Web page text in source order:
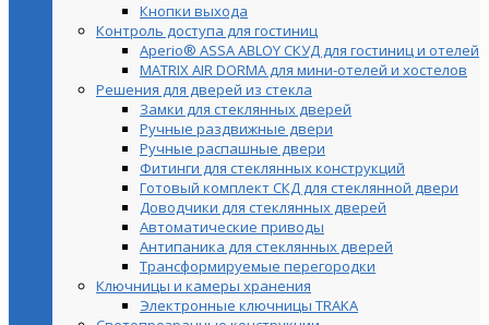
Кнопки выхода
Контроль доступа для гостиниц
Aperio® ASSA ABLOY СКУД для гостиниц и отелей
MATRIX AIR DORMA для мини-отелей и хостелов
Решения для дверей из стекла
Замки для стеклянных дверей
Ручные раздвижные двери
Ручные распашные двери
Фитинги для стеклянных конструкций
Готовый комплект СКД для стеклянной двери
Доводчики для стеклянных дверей
Автоматические приводы
Антипаника для стеклянных дверей
Трансформируемые перегородки
Ключницы и камеры хранения
Электронные ключницы TRAKA